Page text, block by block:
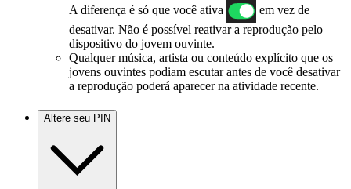
A diferença é só que você ativa
em vez de
desativar. Não é possível reativar a reprodução pelo
dispositivo do jovem ouvinte.
Qualquer música, artista ou conteúdo explícito que os
jovens ouvintes podiam escutar antes de você desativar
a reprodução poderá aparecer na atividade recente.
Altere seu PIN